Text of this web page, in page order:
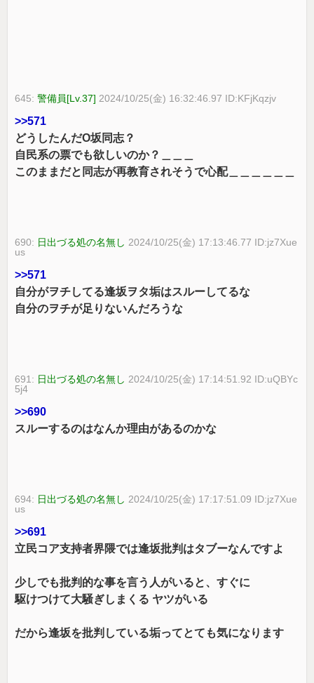
645:警備員[Lv.37] 2024/10/25(金) 16:32:46.97 ID:KFjKqzjv
>>571
どうしたんだO坂同志？
自民系の票でも欲しいのか？＿＿＿
このままだと同志が再教育されそうで心配＿＿＿＿＿＿
690: 日出づる処の名無し 2024/10/25(金) 17:13:46.77 ID:jz7Xue
us
>>571
自分がヲチしてる逢坂ヲタ垢はスルーしてるな
自分のヲチが足りないんだろうな
691: 日出づる処の名無し 2024/10/25(金) 17:14:51.92 ID:uQBYc
5j4
>>690
スルーするのはなんか理由があるのかな
694: 日出づる処の名無し 2024/10/25(金) 17:17:51.09 ID:jz7Xue
us
>>691
立民コア支持者界隈では逢坂批判はタブーなんですよ
少しでも批判的な事を言う人がいると、すぐに
駆けつけて大騒ぎしまくる ヤツがいる
だから逢坂を批判している垢ってとても気になります